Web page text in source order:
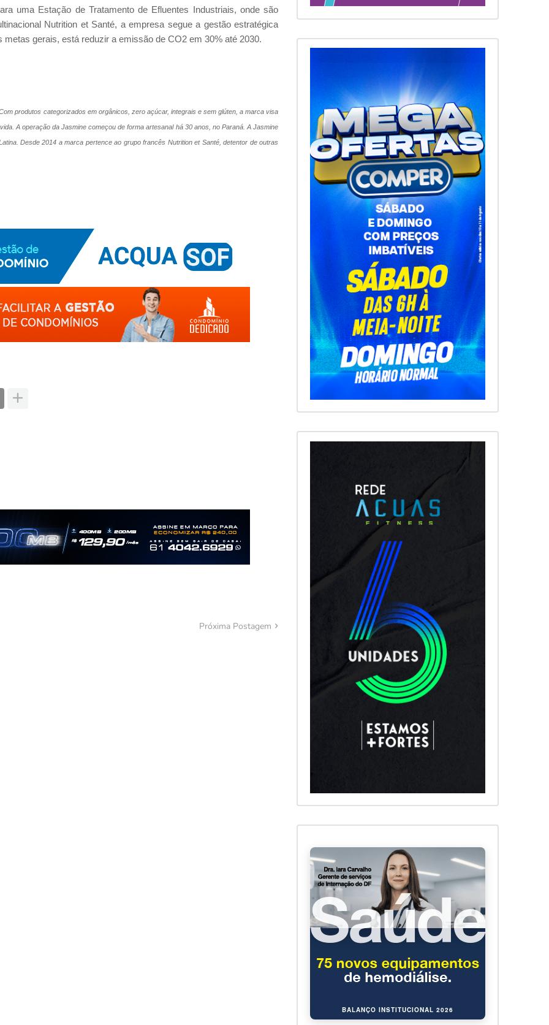
uma Estação de Tratamento de Efluentes Industriais, onde são
Nutrition et Santé, a empresa segue a gestão estratégica
gerais, está reduzir a emissão de CO2 em 30% até 2030.
produtos categorizados em orgânicos, zero açúcar, integrais e sem glúten, a marca visa
A operação da Jasmine começou de forma artesanal há 30 anos, no Paraná. A Jasmine
Desde 2014 a marca pertence ao grupo francês Nutrition et Santé, detentor de outras
Próxima Postagem
BALANÇO INSTITUCIONAL 2026